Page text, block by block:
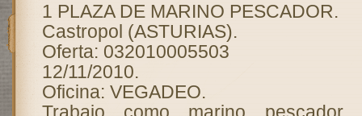
1 PLAZA DE MARINO PESCADOR.
Castropol (ASTURIAS).
Oferta: 032010005503
12/11/2010.
Oficina: VEGADEO.